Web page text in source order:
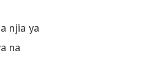
njia ya
na